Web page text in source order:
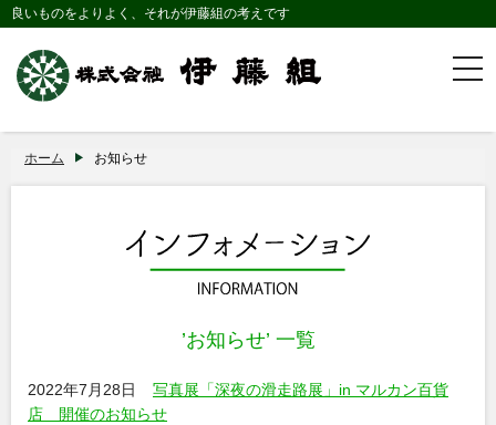
良いものをよりよく、それが伊藤組の考えです
ホーム お知らせ
’お知らせ’ 一覧
2022年7月28日
写真展「深夜の滑走路展」in マルカン百貨
店 開催のお知らせ